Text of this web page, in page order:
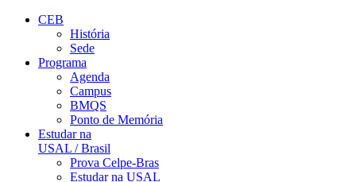
CEB
História
Sede
Programa
Agenda
Campus
BMQS
Ponto de Memória
Estudar na
USAL / Brasil
Prova Celpe-Bras
Estudar na USAL